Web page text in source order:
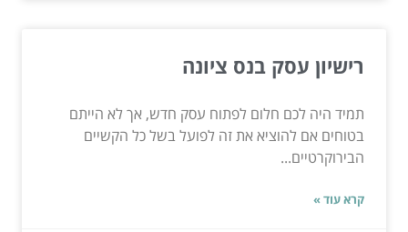
רישיון עסק בנס ציונה
תמיד היה לכם חלום לפתוח עסק חדש, אך לא הייתם
בטוחים אם להוציא את זה לפועל בשל כל הקשיים
הבירוקרטיים...
קרא עוד »